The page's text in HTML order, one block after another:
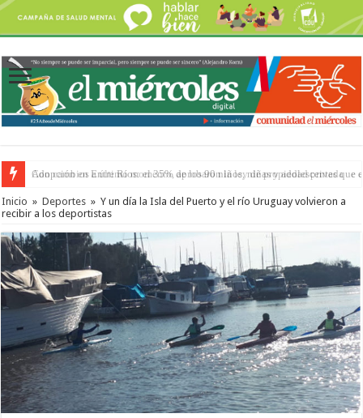
Adopción en Entre Ríos: el 35% de los 90 niños, niñas y adolescentes que
Inicio » Deportes » Y un día la Isla del Puerto y el río Uruguay volvieron a
recibir a los deportistas